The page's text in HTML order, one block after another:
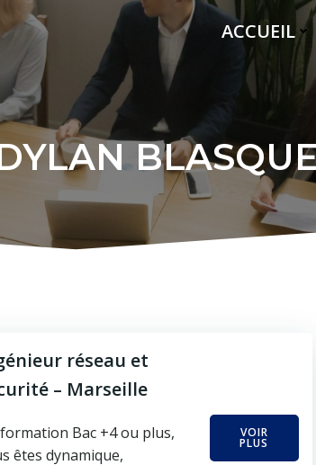
ACCUEIL
réseau et
– Marseille
Bac +4 ou plus,
êtes dynamique,
VOIR
PLUS